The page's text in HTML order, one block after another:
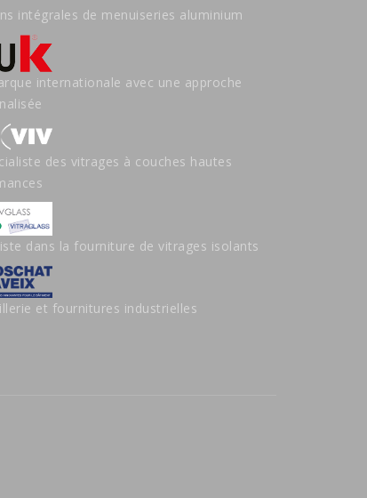
intégrales de menuiseries aluminium
internationale avec une approche
des vitrages à couches hautes
dans la fourniture de vitrages isolants
et fournitures industrielles